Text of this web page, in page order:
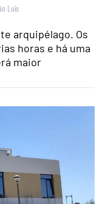
Luís
arquipélago. Os
horas e há uma
maior